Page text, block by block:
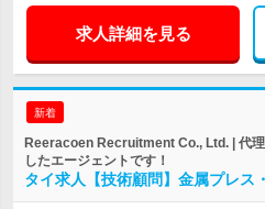
求人詳細を見る
新着
Reeracoen Recruitment Co., Ltd. | 代
したエージェントです！
タイ求人【技術顧問】金属プレス